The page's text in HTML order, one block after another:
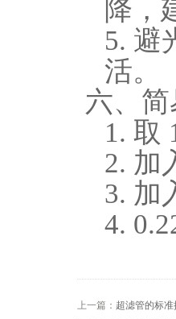
降，
5. 避
活。
六、
1. 取
2. 加
3. 加
4.
上一篇： 超滤管的标